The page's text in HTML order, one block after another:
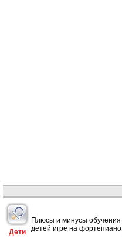
Дети
Плюсы и минусы обучения
детей игре на фортепиано